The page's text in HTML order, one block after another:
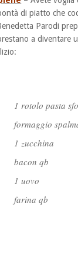
di piatto che
Parodi
a diventare
pasta
qb
qb